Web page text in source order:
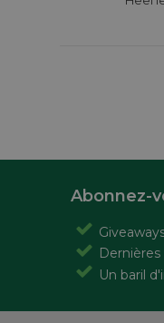
Abonnez-
Un baril